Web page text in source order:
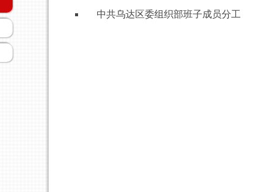
中共乌达区委组织部班子成员分工